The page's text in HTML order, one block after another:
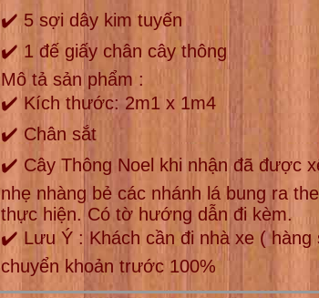
✔️ 5 sợi dây kim tuyến
✔️ 1 đế giấy chân cây thông
Mô tả sản phẩm :
✔️ Kích thước: 2m1 x 1m4
✔️ Chân sắt
✔️ Cây Thông Noel khi nhận đã được
nhẹ nhàng bẻ các nhánh lá bung ra
thực hiện. Có tờ hướng dẫn đi kèm.
✔️ Lưu Ý : Khách cần đi nhà xe (
chuyển khoản trước 100%